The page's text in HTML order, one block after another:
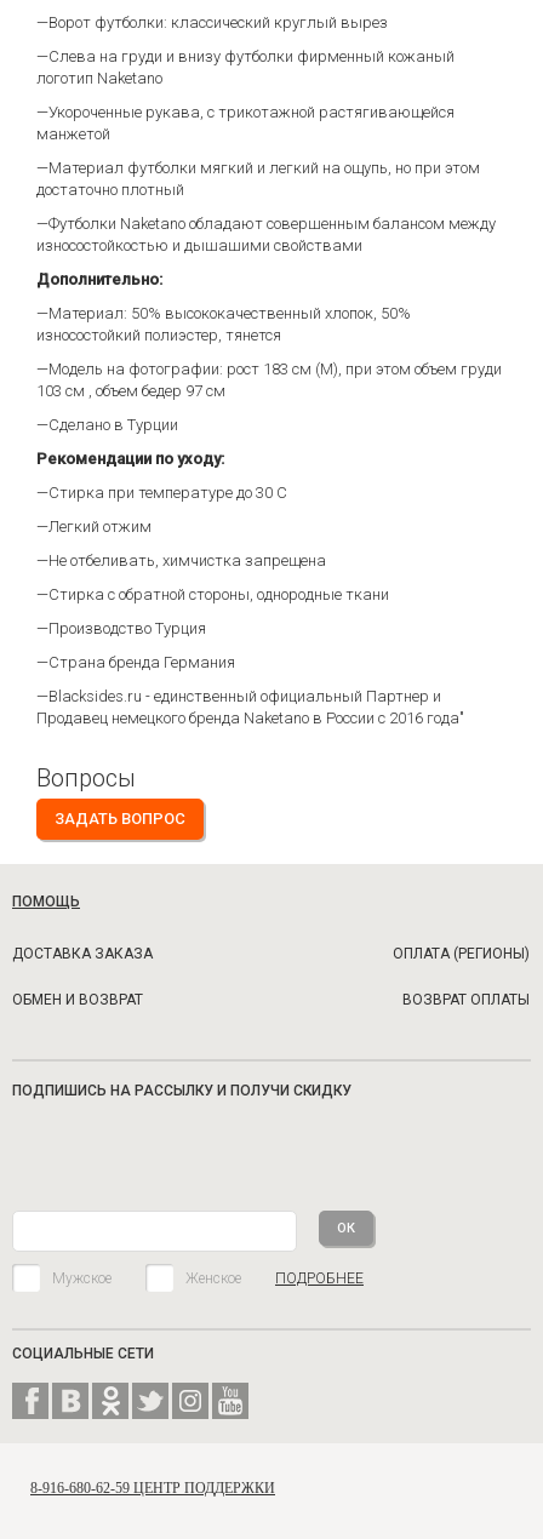
—Ворот футболки: классический круглый вырез
—Слева на груди и внизу футболки фирменный кожаный
логотип Naketano
—Укороченные рукава, с трикотажной растягивающейся
манжетой
—Материал футболки мягкий и легкий на ощупь, но при этом
достаточно плотный
—Футболки Naketano обладают совершенным балансом между
износостойкостью и дышашими свойствами
Дополнительно:
—Материал: 50% высококачественный хлопок, 50%
износостойкий полиэстер, тянется
—Модель на фотографии: рост 183 см (М), при этом объем груди
103 см , объем бедер 97 см
—Сделано в Турции
Рекомендации по уходу:
—Стирка при температуре до 30 С
—Легкий отжим
—Не отбеливать, химчистка запрещена
—Стирка с обратной стороны, однородные ткани
—Производство Турция
—Страна бренда Германия
—Blacksides.ru - единственный официальный Партнер и
Продавец немецкого бренда Naketano в России с 2016 года"
Вопросы
ЗАДАТЬ ВОПРОС
ПОМОЩЬ
ДОСТАВКА ЗАКАЗА ОПЛАТА (РЕГИОНЫ)
ОБМЕН И ВОЗВРАТ ВОЗВРАТ ОПЛАТЫ
ПОДПИШИСЬ НА РАССЫЛКУ И ПОЛУЧИ СКИДКУ
Мужское Женское ПОДРОБНЕЕ
СОЦИАЛЬНЫЕ СЕТИ
8-916-680-62-59 ЦЕНТР ПОДДЕРЖКИ